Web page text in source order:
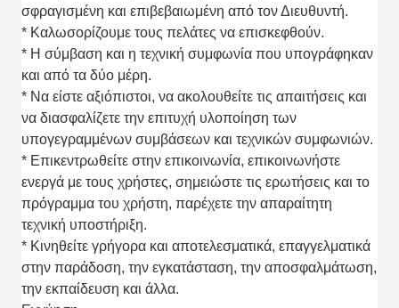
σφραγισμένη και επιβεβαιωμένη από τον Διευθυντή.
* Καλωσορίζουμε τους πελάτες να επισκεφθούν.
* Η σύμβαση και η τεχνική συμφωνία που υπογράφηκαν
και από τα δύο μέρη.
* Να είστε αξιόπιστοι, να ακολουθείτε τις απαιτήσεις και
να διασφαλίζετε την επιτυχή υλοποίηση των
υπογεγραμμένων συμβάσεων και τεχνικών συμφωνιών.
* Επικεντρωθείτε στην επικοινωνία, επικοινωνήστε
ενεργά με τους χρήστες, σημειώστε τις ερωτήσεις και το
πρόγραμμα του χρήστη, παρέχετε την απαραίτητη
τεχνική υποστήριξη.
* Κινηθείτε γρήγορα και αποτελεσματικά, επαγγελματικά
στην παράδοση, την εγκατάσταση, την αποσφαλμάτωση,
την εκπαίδευση και άλλα.